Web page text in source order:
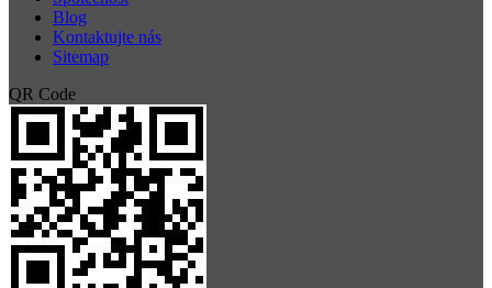
Blog
Kontaktujte nás
Sitemap
QR Code